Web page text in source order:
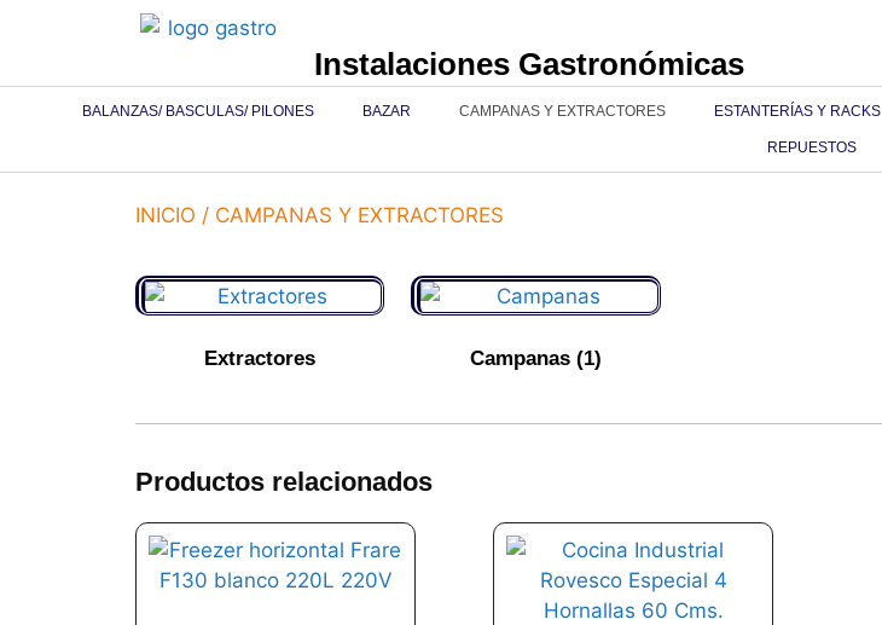
Instalaciones Gastronómicas
BALANZAS/ BASCULAS/ PILONES BAZAR CAMPANAS Y EXTRACTORES ESTANTERÍAS Y RACKS
REPUESTOS
INICIO / CAMPANAS Y EXTRACTORES
Extractores Campanas(1)
Productos relacionados